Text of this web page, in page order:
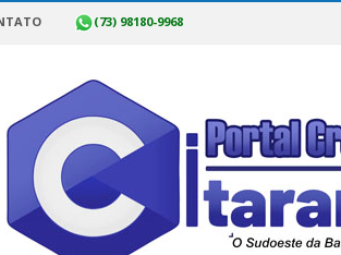
(73) 98180-9968